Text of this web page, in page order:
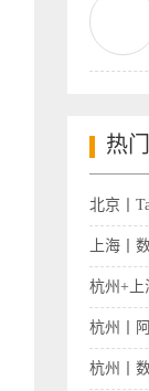
热
北京丨
上海丨
杭州+上
聘
杭州丨
待
杭州丨